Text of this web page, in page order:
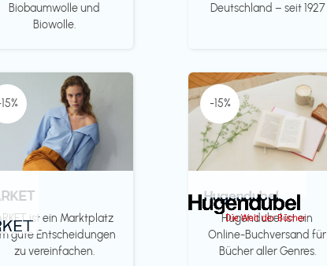
Biobaumwolle und
Biowolle.
Deutschland – seit 1927
ist ein Marktplatz
gute Entscheidungen
zu vereinfachen.
-15%
Hugendubel
Hugendubel ist ein
Online-Buchversand für
Bücher aller Genres.